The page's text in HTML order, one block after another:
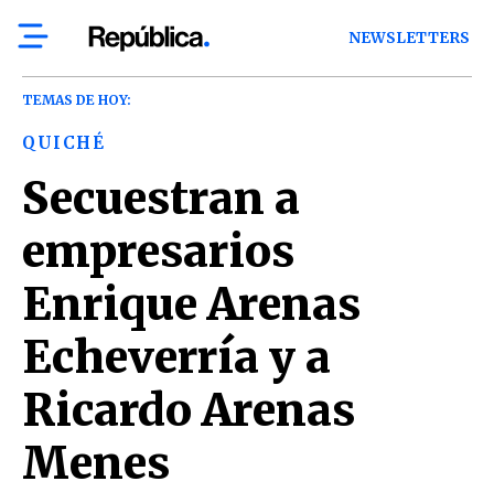
NEWSLETTERS
TEMAS DE HOY:
QUICHÉ
Secuestran a
empresarios
Enrique Arenas
Echeverría y a
Ricardo Arenas
Menes